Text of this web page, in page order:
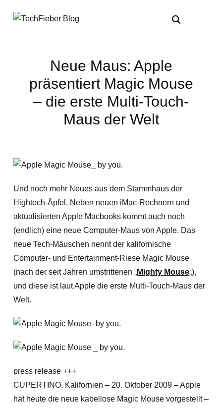
Neue Maus: Apple
präsentiert Magic Mouse
– die erste Multi-Touch-
Maus der Welt
Und noch mehr Neues aus dem Stammhaus der
Hightech-Äpfel. Neben neuen iMac-Rechnern und
aktualisierten Apple Macbooks kommt auch noch
(endlich) eine neue Computer-Maus von Apple. Das
neue Tech-Mäuschen nennt der kalifornische
Computer- und Entertainment-Riese Magic Mouse
(nach der seit Jahren umstrittenen „Mighty Mouse„),
und diese ist laut Apple die erste Multi-Touch-Maus der
Welt.
press release +++
CUPERTINO, Kalifornien – 20. Oktober 2009 – Apple
hat heute die neue kabellose Magic Mouse vorgestellt –